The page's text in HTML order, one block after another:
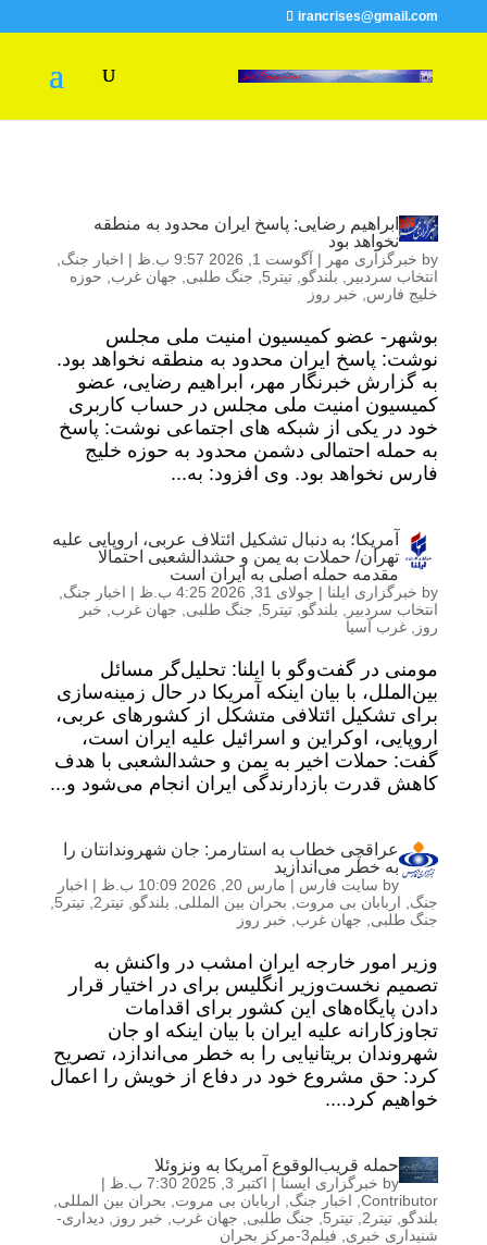
irancrises@gmail.com
ابراهیم رضایی: پاسخ ایران محدود به منطقه
نخواهد بود
by خبرگزاری مهر | آگوست 1, 2026 9:57 ب.ظ | اخبار جنگ
انتخاب سردبیر
بلندگو تیتر5 جنگ طلبی جهان غرب
حوزه
خلیج فارس
خبر روز
بوشهر- عضو کمیسیون امنیت ملی مجلس
نوشت: پاسخ ایران محدود به منطقه نخواهد بود.
به گزارش خبرنگار مهر، ابراهیم رضایی، عضو
کمیسیون امنیت ملی مجلس در حساب کاربری
خود در یکی از شبکه های اجتماعی نوشت: پاسخ
به حمله احتمالی دشمن محدود به حوزه خلیج
فارس نخواهد بود. وی افزود: به...
آمریکا؛ به دنبال تشکیل ائتلاف عربی، اروپایی علیه
تهران/ حملات به یمن و حشدالشعبی احتمالا
مقدمه حمله اصلی به ایران است
by خبرگزاری ایلنا | جولای 31, 2026 4:25 ب.ظ | اخبار جنگ
انتخاب سردبیر
بلندگو تیتر5 جنگ طلبی جهان غرب
خبر
روز
غرب آسیا
مومنی در گفت‌وگو با ایلنا: تحلیل‌گر مسائل
بین‌الملل، با بیان اینکه آمریکا در حال زمینه‌سازی
برای تشکیل ائتلافی متشکل از کشورهای عربی،
اروپایی، اوکراین و اسرائیل علیه ایران است،
گفت: حملات اخیر به یمن و حشدالشعبی با هدف
کاهش قدرت بازدارندگی ایران انجام می‌شود و...
عراقچی خطاب به استارمر: جان شهروندانتان را
به خطر می‌اندازید
by سایت فارس | مارس 20, 2026 10:09 ب.ظ | اخبار
جنگ
اربابان بی مروت بحران بین المللی بلندگو تیتر2 تیتر5
جنگ طلبی
جهان غرب خبر روز
وزیر امور خارجه ایران امشب در واکنش به
تصمیم نخست‌وزیر انگلیس برای در اختیار قرار
دادن پایگاه‌های این کشور برای اقدامات
تجاوزکارانه علیه ایران با بیان اینکه او جان
شهروندان بریتانیایی را به خطر می‌اندازد، تصریح
کرد: حق مشروع خود در دفاع از خویش را اعمال
خواهیم کرد....
حمله قریب‌الوقوع آمریکا به ونزوئلا
by خبرگزاری ایسنا | اکتبر 3, 2025 7:30 ب.ظ
|
Contributor
, اخبار جنگ اربابان بی مروت بحران بین المللی
بلندگو تیتر2 تیتر5 جنگ طلبی جهان غرب خبر روز
دیداری-
شنیداری خبری
فیلم3-مرکز بحران